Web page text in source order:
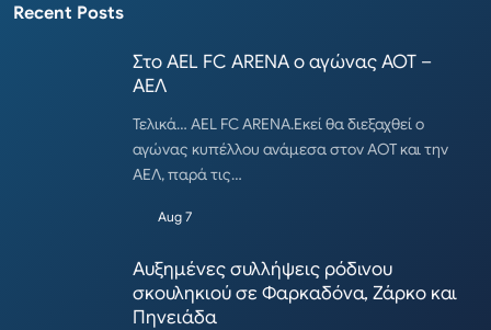
Recent Posts
Στο AEL FC ARENA ο αγώνας ΑΟΤ –
ΑΕΛ
Τελικά… AEL FC ARENA.Εκεί θα διεξαχθεί ο
αγώνας κυπέλλου ανάμεσα στον ΑΟΤ και την
ΑΕΛ, παρά τις…
Aug 7
Αυξημένες συλλήψεις ρόδινου
σκουληκιού σε Φαρκαδόνα, Ζάρκο και
Πηνειάδα